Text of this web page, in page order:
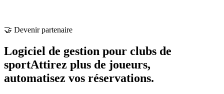
🤝 Devenir partenaire
Logiciel de gestion pour clubs de
sportAttirez plus de joueurs,
automatisez vos réservations.